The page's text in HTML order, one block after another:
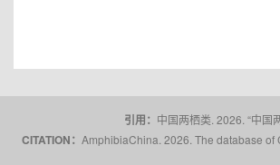
引用： 中国两栖类. 2026. “中国
CITATION： AmphibiaChina. 2026. The database